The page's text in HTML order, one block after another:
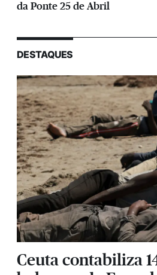
da Ponte 25 de Abril
DESTAQUES
Ceuta contabiliza